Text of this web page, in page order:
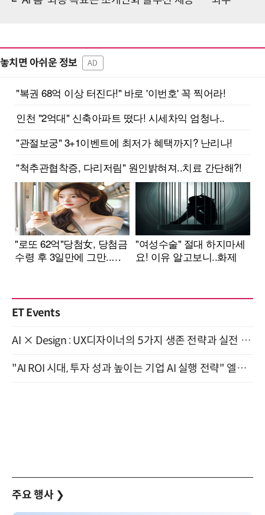
놓치면 아쉬운 정보 AD
ET Events
AI × Design : UX디자이너의 5가지 생존 전략과 실전 대응 8월 28일 개최
"AI ROI 시대, 투자 성과 높이는 기업 AI 실행 전략" 엘타워 6층 (9월 18일)
주요 행사 ❯